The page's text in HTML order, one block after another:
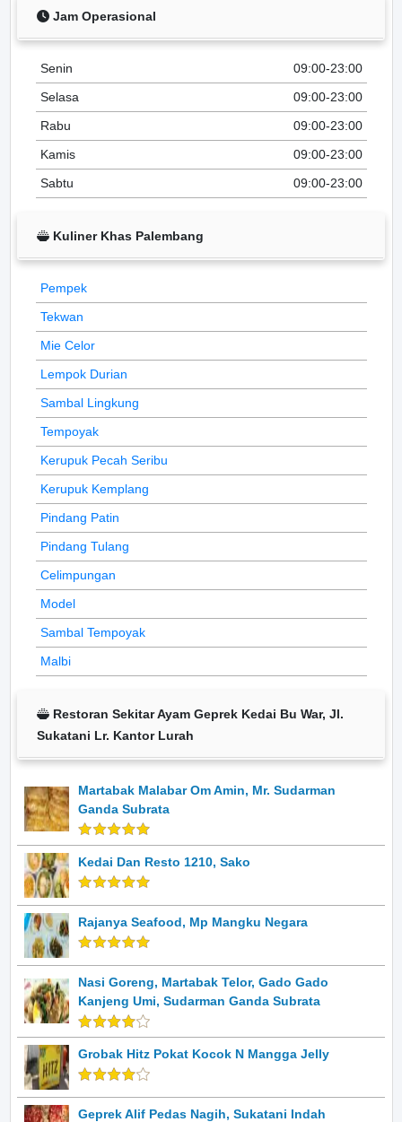
Jam Operasional
Senin
09:00-23:00
Selasa
09:00-23:00
Rabu
09:00-23:00
Kamis
09:00-23:00
Sabtu
09:00-23:00
Kuliner Khas Palembang
Pempek
Tekwan
Mie Celor
Lempok Durian
Sambal Lingkung
Tempoyak
Kerupuk Pecah Seribu
Kerupuk Kemplang
Pindang Patin
Pindang Tulang
Celimpungan
Model
Sambal Tempoyak
Malbi
Restoran Sekitar Ayam Geprek Kedai Bu War, Jl.
Sukatani Lr. Kantor Lurah
Martabak Malabar Om Amin, Mr. Sudarman
Ganda Subrata
Kedai Dan Resto 1210, Sako
Rajanya Seafood, Mp Mangku Negara
Nasi Goreng, Martabak Telor, Gado Gado
Kanjeng Umi, Sudarman Ganda Subrata
Grobak Hitz Pokat Kocok N Mangga Jelly
Geprek Alif Pedas Nagih, Sukatani Indah